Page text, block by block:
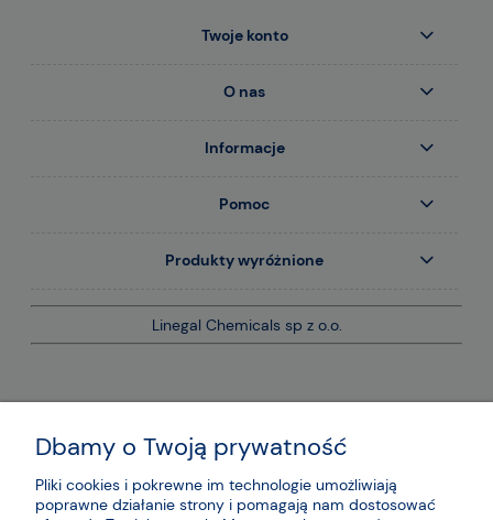
Twoje konto
O nas
Informacje
Pomoc
Produkty wyróżnione
Linegal Chemicals sp z o.o.
Dbamy o Twoją prywatność
Pliki cookies i pokrewne im technologie umożliwiają
poprawne działanie strony i pomagają nam dostosować